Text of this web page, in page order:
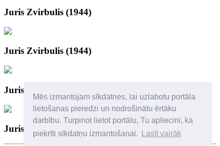
Mēs izmantojam sīkdatnes, lai uzlabotu portāla
lietošanas pieredzi un nodrošinātu ērtāku
darbību. Turpinot lietot portālu, Tu apliecini, ka
piekrīti sīkdatņu izmantošanai.
Lasīt vairāk
Juris Zvirbulis (1944)
Juris Zvirbulis (1944)
Juris Zvirbulis
Juris Zvirbulis